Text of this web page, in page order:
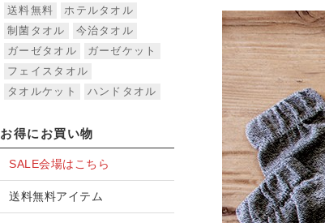
送料無料
ホテルタオル
制菌タオル
今治タオル
ガーゼタオル
ガーゼケット
フェイスタオル
タオルケット
ハンドタオル
お得にお買い物
SALE会場はこちら
送料無料アイテム